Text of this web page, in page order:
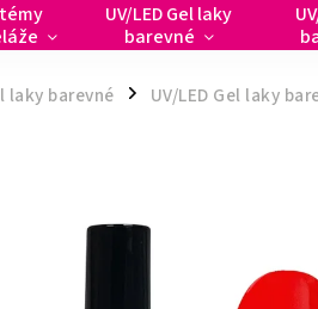
UV/LED Gel laky
barevné
laky barevné / UV/LED Gel laky